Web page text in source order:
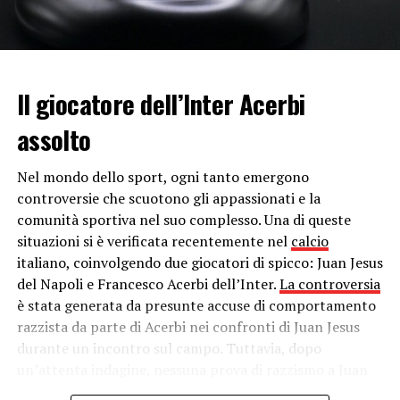
Visualizza questo post su Instagram
Volevo essere io a dirvelo: ho contratto il COVID-19.
Sono a casa, sotto controllo medico. Grazie a tutti
Il giocatore dell’Inter Acerbi
assolto
Nel mondo dello sport, ogni tanto emergono
controversie che scuotono gli appassionati e la
comunità sportiva nel suo complesso. Una di queste
situazioni si è verificata recentemente nel calcio
italiano, coinvolgendo due giocatori di spicco: Juan Jesus
del Napoli e Francesco Acerbi dell’Inter.La controversia
è stata generata da presunte accuse di comportamento
razzista da parte di Acerbi nei confronti di Juan Jesus
durante un incontro sul campo. Tuttavia, dopo
Jesus: Acerbi assolto. Le autorità sottolineano la